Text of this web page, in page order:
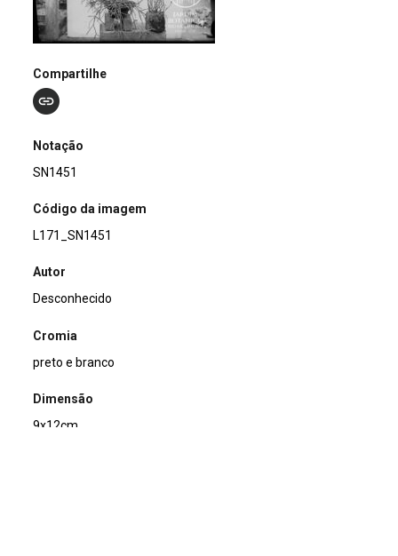
Compartilhe
Notação
SN1451
Código da imagem
L171_SN1451
Autor
Desconhecido
Cromia
preto e branco
Dimensão
9x12cm